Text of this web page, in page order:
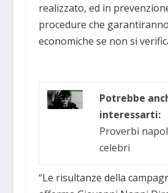
realizzato, ed in
procedure che
economiche se non si
Potrebbe
interessarti:
Proverbi
celebri
“Le risultanze della